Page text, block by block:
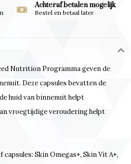
Achteraf betalen mogelijk
Bestel en betaal later
Nutrition Programma geven de
Deze capsules bevatten de
huid van binnenuit helpt
vroegtijdige veroudering helpt
Skin Omegas+, Skin Vit A+,